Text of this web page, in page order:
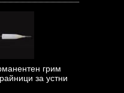
грим
за устни